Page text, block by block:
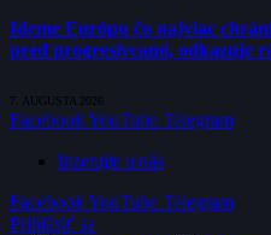
Ideme Európu čo najviac
pred progresívcami, odkazuje
7. AUGUSTA 2026
FacebookYouTube Telegram
Inzerujte u nás
FacebookYouTube Telegram
Prihlásiť sa